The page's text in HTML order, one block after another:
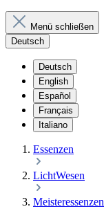
Menü schließen
Deutsch
Deutsch
English
Español
Français
Italiano
Essenzen
LichtWesen
Meisteressenzen